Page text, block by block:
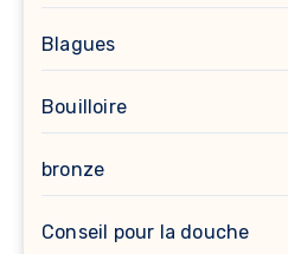
Blagues
Bouilloire
bronze
Conseil pour la douche